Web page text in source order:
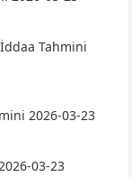
Tahmini
2026-03-23
03-23